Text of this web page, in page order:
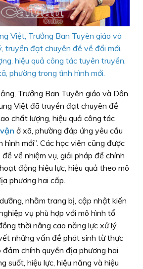
Việt, Trưởng Ban Tuyên giáo và
truyền đạt chuyên đề về đổi mới,
hiệu quả công tác tuyên truyền,
phường trong tình hình mới.
Trưởng Ban Tuyên giáo và Dân
Việt đã truyền đạt chuyên đề
chất lượng, hiệu quả công tác
ở xã, phường đáp ứng yêu cầu
hình mới”. Các học viên cũng được
về nhiệm vụ, giải pháp để chính
động hiệu lực, hiệu quả theo mô
phương hai cấp.
nhằm trang bị, cập nhật kiến
vụ phù hợp với mô hình tổ
thời nâng cao năng lực xử lý
những vấn đề phát sinh từ thực
chính quyền địa phương hai
suốt, hiệu lực, hiệu năng và hiệu